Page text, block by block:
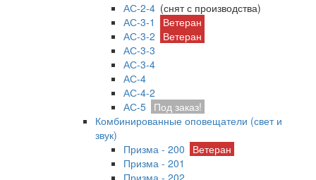
АС-2-4 (снят с производства)
АС-3-1
Ветеран
АС-3-2
Ветеран
АС-3-3
АС-3-4
АС-4
АС-4-2
АС-5 Под заказ!
Комбинированные оповещатели (свет и
звук)
Призма - 200
Ветеран
Призма - 201
Призма - 202